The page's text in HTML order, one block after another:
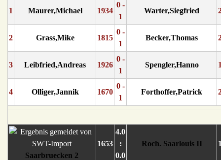
1 Maurer,Michael 1934
0 -
1
Warter,Siegfried
2 Grass,Mike 1815
0 -
1
Becker,Thomas
3 Leibfried,Andreas 1926
0 -
1
Spengler,Hanno
4 Olliger,Jannik 1670
0 -
1
Forthoffer,Patrick
Saarbruecken 2
1653
4.0
:
0.0
Roch. Saarlouis II